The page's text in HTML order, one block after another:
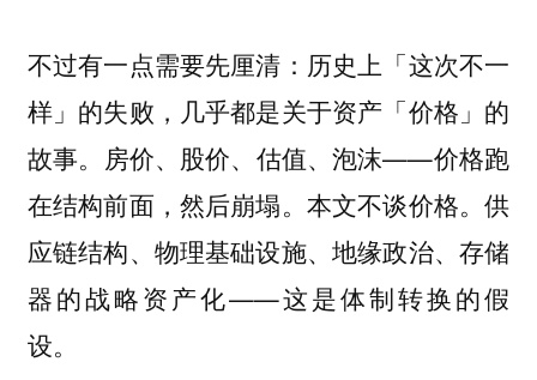
不过有一点需要先厘清：历史上「这次不一
样」的失败，几乎都是关于资产「价格」的
故事。房价、股价、估值、泡沫——价格跑
在结构前面，然后崩塌。本文不谈价格。供
应链结构、物理基础设施、地缘政治、存储
器的战略资产化——这是体制转换的假
设。